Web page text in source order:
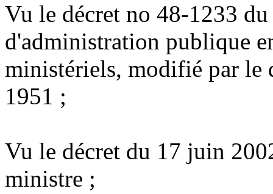
Vu le décret no 48-1233
d'administration publique
ministériels, modifié par le
1951 ;
Vu le décret du 17 juin
ministre ;